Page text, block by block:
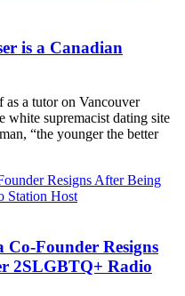
is a Canadian
as a tutor on Vancouver
white supremacist dating site
“the younger the better
Founder Resigns
2SLGBTQ+ Radio